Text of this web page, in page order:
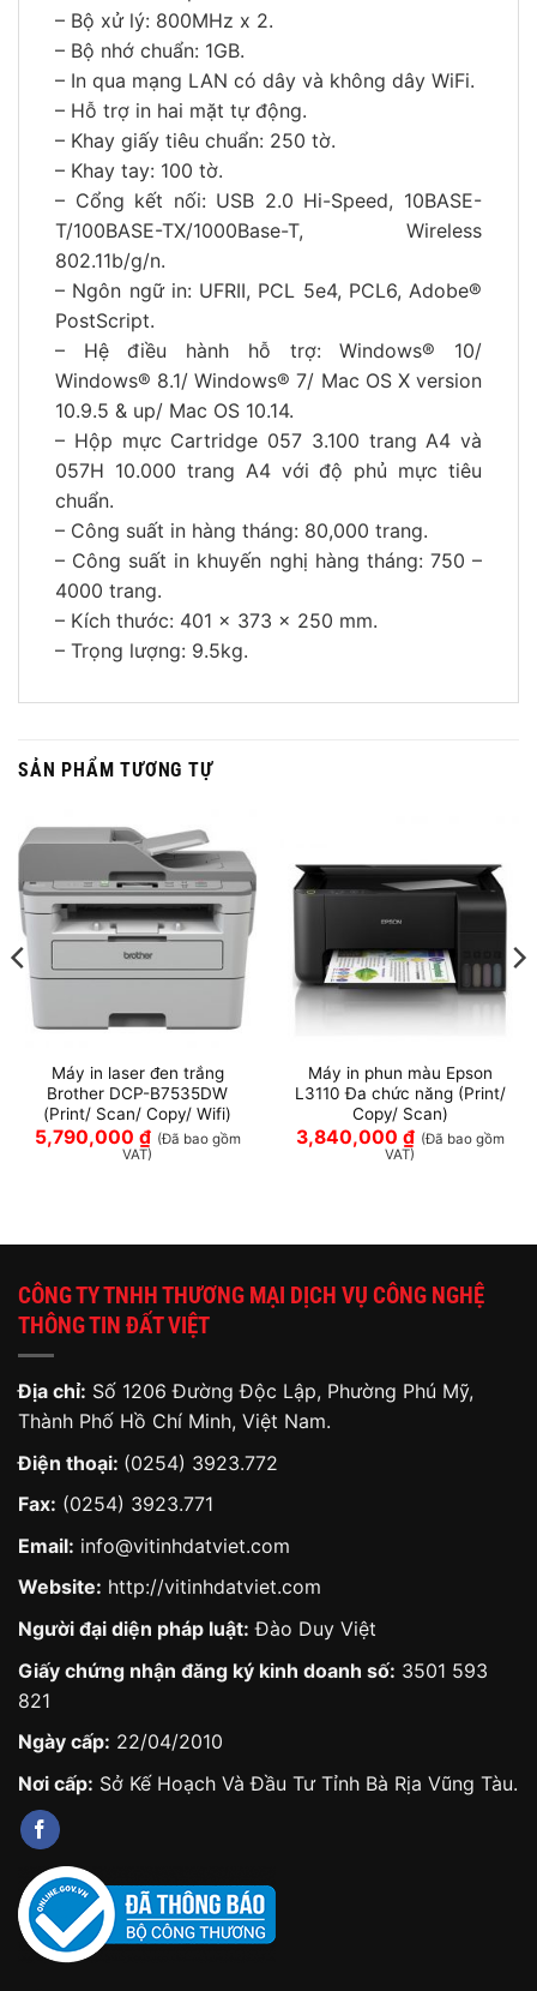
– Bộ xử lý: 800MHz x 2.
– Bộ nhớ chuẩn: 1GB.
– In qua mạng LAN có dây và không dây WiFi.
– Hỗ trợ in hai mặt tự động.
– Khay giấy tiêu chuẩn: 250 tờ.
– Khay tay: 100 tờ.
– Cổng kết nối: USB 2.0 Hi-Speed, 10BASE-
T/100BASE-TX/1000Base-T, Wireless
802.11b/g/n.
– Ngôn ngữ in: UFRII, PCL 5e4, PCL6, Adobe®
PostScript.
– Hệ điều hành hỗ trợ: Windows® 10/
Windows® 8.1/ Windows® 7/ Mac OS X version
10.9.5 & up/ Mac OS 10.14.
– Hộp mực Cartridge 057 3.100 trang A4 và
057H 10.000 trang A4 với độ phủ mực tiêu
chuẩn.
– Công suất in hàng tháng: 80,000 trang.
– Công suất in khuyến nghị hàng tháng: 750 –
4000 trang.
– Kích thước: 401 x 373 x 250 mm.
– Trọng lượng: 9.5kg.
SẢN PHẨM TƯƠNG TỰ
Máy in laser đen trắng
Brother DCP-B7535DW
(Print/ Scan/ Copy/ Wifi)
5,790,000 ₫ (Đã bao gồm
VAT)
Máy in phun màu Epson
L3110 Đa chức năng (Print/
Copy/ Scan)
3,840,000 ₫ (Đã bao gồm
VAT)
CÔNG TY TNHH THƯƠNG MẠI DỊCH VỤ CÔNG NGHỆ
THÔNG TIN ĐẤT VIỆT
Địa chỉ: Số 1206 Đường Độc Lập, Phường Phú Mỹ,
Thành Phố Hồ Chí Minh, Việt Nam.
Điện thoại: (0254) 3923.772
Fax: (0254) 3923.771
Email: info@vitinhdatviet.com
Website: http://vitinhdatviet.com
Người đại diện pháp luật: Đào Duy Việt
Giấy chứng nhận đăng ký kinh doanh số: 3501 593
821
Ngày cấp: 22/04/2010
Nơi cấp: Sở Kế Hoạch Và Đầu Tư Tỉnh Bà Rịa Vũng Tàu.